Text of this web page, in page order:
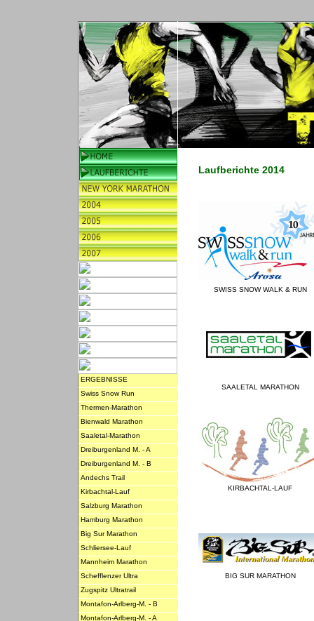
Laufberichte 2014
SWISS SNOW WALK & RUN
SAALETAL MARATHON
KIRBACHTAL-LAUF
BIG SUR MARATHON
ERGEBNISSE
Swiss Snow Run
Thermen-Marathon
Bienwald Marathon
Saaletal-Marathon
Dreiburgenland M. - A
Dreiburgenland M. - B
Andechs Trail
Kirbachtal-Lauf
Salzburg Marathon
Hamburg Marathon
Big Sur Marathon
Schliersee-Lauf
Mannheim Marathon
Schefflenzer Ultra
Zugspitz Ultratrail
Montafon-Arlberg-M. - B
Montafon-Arlberg-M. - A